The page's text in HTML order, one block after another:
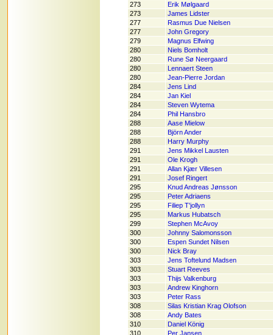
273
Erik Mølgaard
273
James Lidster
277
Rasmus Due Nielsen
277
John Gregory
279
Magnus Elfwing
280
Niels Bomholt
280
Rune Sø Neergaard
280
Lennaert Steen
280
Jean-Pierre Jordan
284
Jens Lind
284
Jan Kiel
284
Steven Wytema
284
Phil Hansbro
288
Aase Mielow
288
Björn Ander
288
Harry Murphy
291
Jens Mikkel Lausten
291
Ole Krogh
291
Allan Kjær Villesen
291
Josef Ringert
295
Knud Andreas Jønsson
295
Peter Adriaens
295
Filiep T'jollyn
295
Markus Hubatsch
299
Stephen McAvoy
300
Johnny Salomonsson
300
Espen Sundet Nilsen
300
Nick Bray
303
Jens Toftelund Madsen
303
Stuart Reeves
303
Thijs Valkenburg
303
Andrew Kinghorn
303
Peter Rass
308
Silas Kristian Krag Olofson
308
Andy Bates
310
Daniel König
310
Per Jansen